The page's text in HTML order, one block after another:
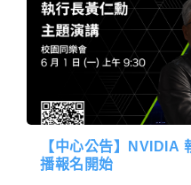
【中心公告】NVIDIA
播報名開始